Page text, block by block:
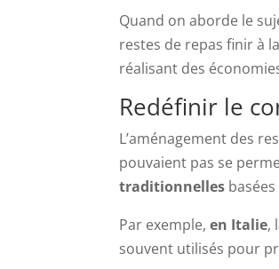
Quand on aborde le
restes de repas finir à
réalisant des
Redéfinir le
L’aménagement des
pouvaient pas se
traditionnelles
Par exemple,en Italie,
souvent utilisés pour